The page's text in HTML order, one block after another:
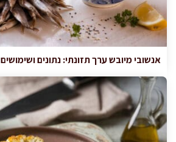
אנשובי מיובש ערך תזונתי: נתונים ושימושים